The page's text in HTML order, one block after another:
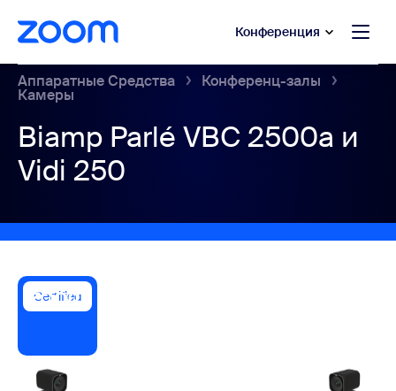
содержанию
в чат помощи Конференция
Аппаратные Средства Конференц-залы
Камеры
Biamp Parlé VBC 2500a и
Vidi 250
Certified